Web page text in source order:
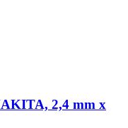
2,4 mm x